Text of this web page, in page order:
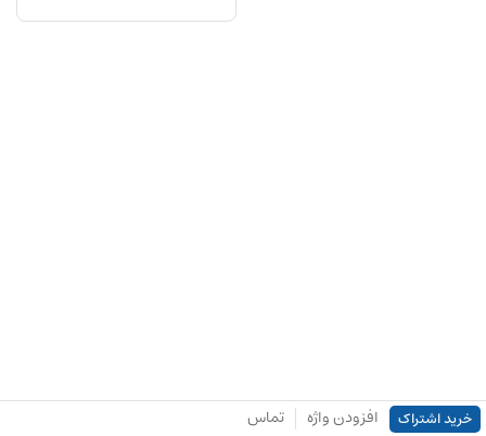
خرید اشتراک افزودن واژه تماس